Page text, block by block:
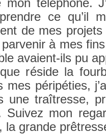
mon téléphone.
ce qu’il
de mes
par­venir à mes
avaient-ils pu
réside la
péripéties,
une traîtres­se,
Suivez mon
la gran­de